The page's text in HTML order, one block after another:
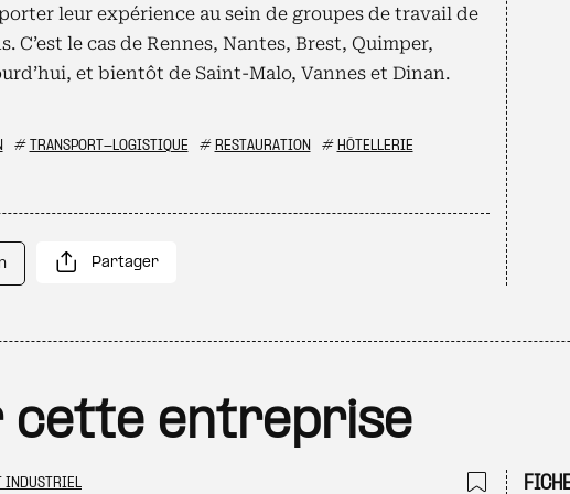
leur expérience au sein de groupes de travail de
C’est le cas de Rennes, Nantes, Brest, Quimper,
et bientôt de Saint-Malo, Vannes et Dinan.
# TRANSPORT-LOGISTIQUE # RESTAURATION # HÔTELLERIE
Partager
cette entreprise
INDUSTRIEL